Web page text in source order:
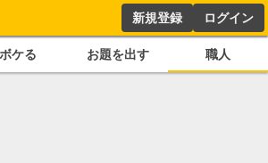
新規登録 ログイン
ボケる お題を出す 職人